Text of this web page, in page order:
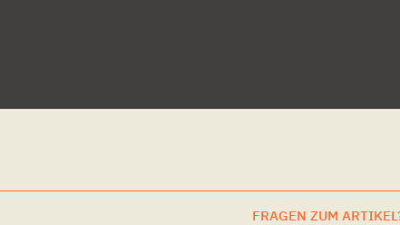
FRAGEN ZUM